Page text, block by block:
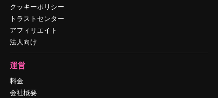
クッキーポリシー
トラストセンター
アフィリエイト
法人向け
運営
料金
会社概要